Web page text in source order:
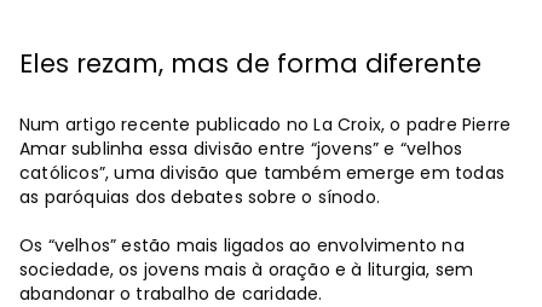
Eles rezam, mas de forma diferente
Num artigo recente publicado no La Croix, o padre Pierre
Amar sublinha essa divisão entre “jovens” e “velhos
católicos”, uma divisão que também emerge em todas
as paróquias dos debates sobre o sínodo.
Os “velhos” estão mais ligados ao envolvimento na
sociedade, os jovens mais à oração e à liturgia, sem
abandonar o trabalho de caridade.